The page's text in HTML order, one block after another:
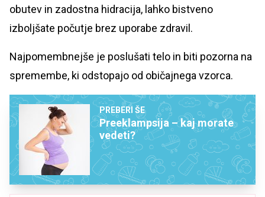
obutev in zadostna hidracija, lahko bistveno
izboljšate počutje brez uporabe zdravil.
Najpomembnejše je poslušati telo in biti pozorna na
spremembe, ki odstopajo od običajnega vzorca.
PREBERI ŠE
Preeklampsija – kaj morate
vedeti?